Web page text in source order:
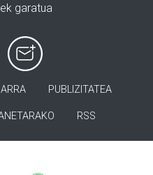
garatua
PUBLIZITATEA
RSS